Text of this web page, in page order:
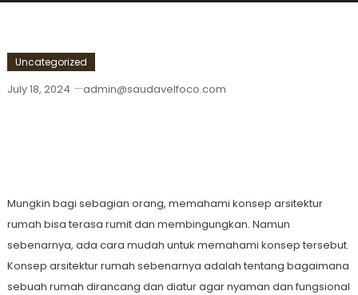
Uncategorized
July 18, 2024 admin@saudavelfoco.com
Mungkin bagi sebagian orang, memahami konsep arsitektur
rumah bisa terasa rumit dan membingungkan. Namun
sebenarnya, ada cara mudah untuk memahami konsep tersebut.
Konsep arsitektur rumah sebenarnya adalah tentang bagaimana
sebuah rumah dirancang dan diatur agar nyaman dan fungsional